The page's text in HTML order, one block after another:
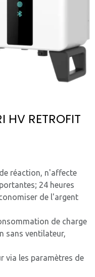
HV RETROFIT
réaction, n'affecte
24 heures
de l'argent
de charge
sans ventilateur,
via les paramètres de